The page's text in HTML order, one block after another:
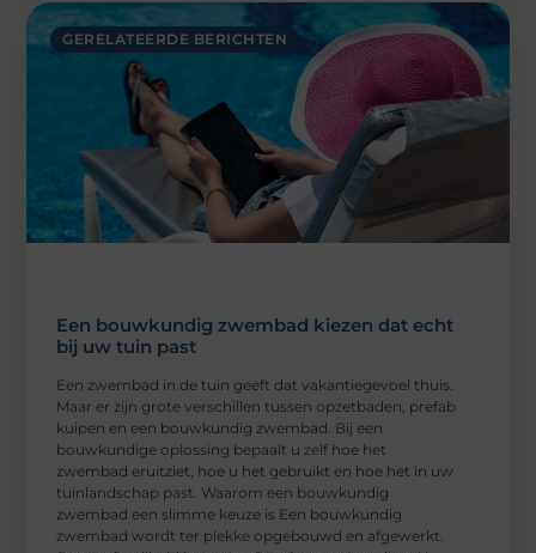
GERELATEERDE BERICHTEN
Een bouwkundig zwembad kiezen dat echt
bij uw tuin past
Een zwembad in de tuin geeft dat vakantiegevoel thuis.
Maar er zijn grote verschillen tussen opzetbaden, prefab
kuipen en een bouwkundig zwembad. Bij een
bouwkundige oplossing bepaalt u zelf hoe het
zwembad eruitziet, hoe u het gebruikt en hoe het in uw
tuinlandschap past. Waarom een bouwkundig
zwembad een slimme keuze is Een bouwkundig
zwembad wordt ter plekke opgebouwd en afgewerkt.